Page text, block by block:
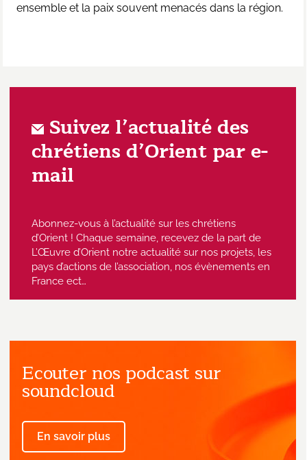
ensemble et la paix souvent menacés dans la région.
Suivez l’actualité des
chrétiens d’Orient par e-
mail
Abonnez-vous à l’actualité sur les chrétiens
d’Orient ! Chaque semaine, recevez de la part de
L’Œuvre d’Orient notre actualité sur nos projets, les
pays d’actions de l’association, nos évènements en
France ect…
J'accepte de recevoir des emails
provenant de l'Œuvre d'Orient.
Ecouter nos podcast sur
soundcloud
En savoir plus